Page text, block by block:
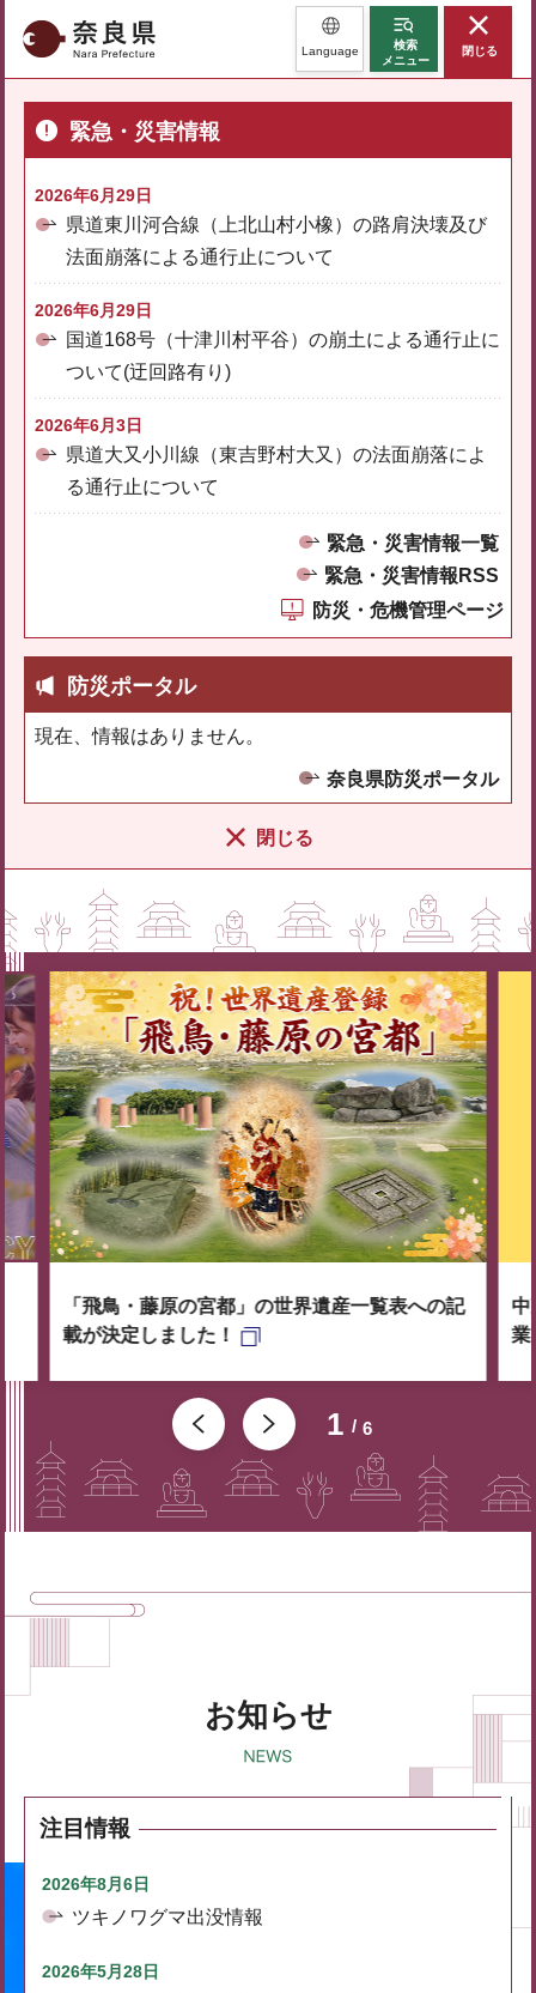
奈良県 Language
検索
メニュー
閉じる
緊急・災害情報
2026年6月29日
県道東川河合線（上北山村小橡）の路肩決壊及び
法面崩落による通行止について
2026年6月29日
国道168号（十津川村平谷）の崩土による通行止に
ついて(迂回路有り)
2026年6月3日
県道大又小川線（東吉野村大又）の法面崩落によ
る通行止について
緊急・災害情報一覧
緊急・災害情報RSS
防災・危機管理ページ
防災ポータル
現在、情報はありません。
奈良県防災ポータル
閉じる
1 6
「飛鳥・藤原の宮都」の世界遺産一覧表への記
載が決定しました！
中
業
お知らせ
注目情報
2026年8月6日
ツキノワグマ出没情報
2026年5月28日